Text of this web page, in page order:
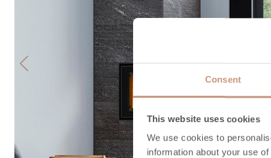
Consent
This website uses cookies
We use cookies to
information about your use
Previous